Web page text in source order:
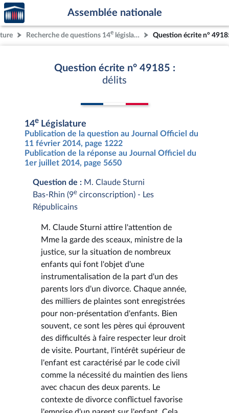
Aller au contenu
Aller en bas de la page
Accèder
à la
page
d'accueil
Assemblée nationale
Recherche de questions 14e législature Question écrite n°
Question écrite n° 49185 :
délits
14e Législature
Publication de la question au Journal Officiel du
11 février 2014, page 1222
Publication de la réponse au Journal Officiel du
1er juillet 2014, page 5650
Question de : M. Claude Sturni
Bas-Rhin (9e circonscription) - Les
Républicains
M. Claude Sturni attire l'attention de
Mme la garde des sceaux, ministre de la
justice, sur la situation de nombreux
enfants qui font l'objet d'une
instrumentalisation de la part d'un des
parents lors d'un divorce. Chaque année,
des milliers de plaintes sont enregistrées
pour non-présentation d'enfants. Bien
souvent, ce sont les pères qui éprouvent
des difficultés à faire respecter leur droit
de visite. Pourtant, l'intérêt supérieur de
l'enfant est caractérisé par le code civil
comme la nécessité du maintien des liens
avec chacun des deux parents. Le
contexte de divorce conflictuel favorise